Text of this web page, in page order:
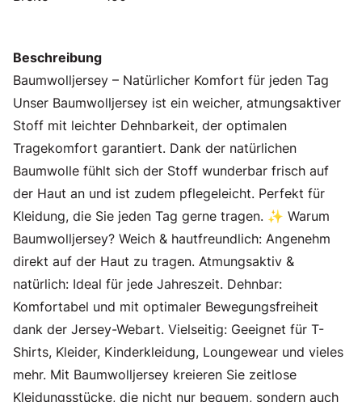
Beschreibung
Baumwolljersey – Natürlicher Komfort für jeden Tag
Unser Baumwolljersey ist ein weicher, atmungsaktiver
Stoff mit leichter Dehnbarkeit, der optimalen
Tragekomfort garantiert. Dank der natürlichen
Baumwolle fühlt sich der Stoff wunderbar frisch auf
der Haut an und ist zudem pflegeleicht. Perfekt für
Kleidung, die Sie jeden Tag gerne tragen. ✨ Warum
Baumwolljersey? Weich & hautfreundlich: Angenehm
direkt auf der Haut zu tragen. Atmungsaktiv &
natürlich: Ideal für jede Jahreszeit. Dehnbar:
Komfortabel und mit optimaler Bewegungsfreiheit
dank der Jersey-Webart. Vielseitig: Geeignet für T-
Shirts, Kleider, Kinderkleidung, Loungewear und vieles
mehr. Mit Baumwolljersey kreieren Sie zeitlose
Kleidungsstücke, die nicht nur bequem, sondern auch